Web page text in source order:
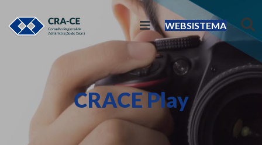
WEBSISTEMA
CRACE Play